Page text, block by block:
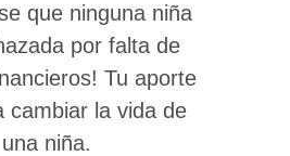
que ninguna niña
por falta de
Tu aporte
cambiar la vida de
una niña.